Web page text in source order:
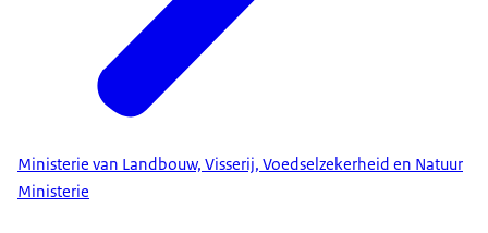
Ministerie van Landbouw, Visserij, Voedselzekerheid en Natuur
Ministerie